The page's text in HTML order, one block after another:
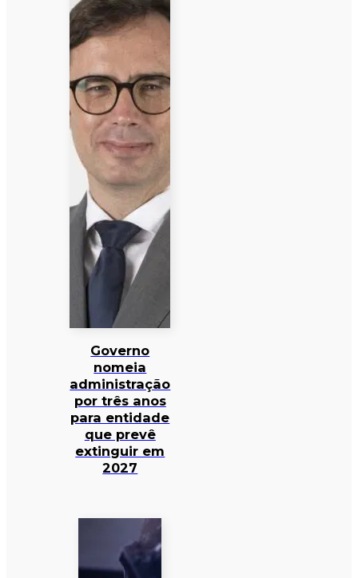
Governo
nomeia
administração
por três anos
para entidade
que prevê
extinguir em
2027